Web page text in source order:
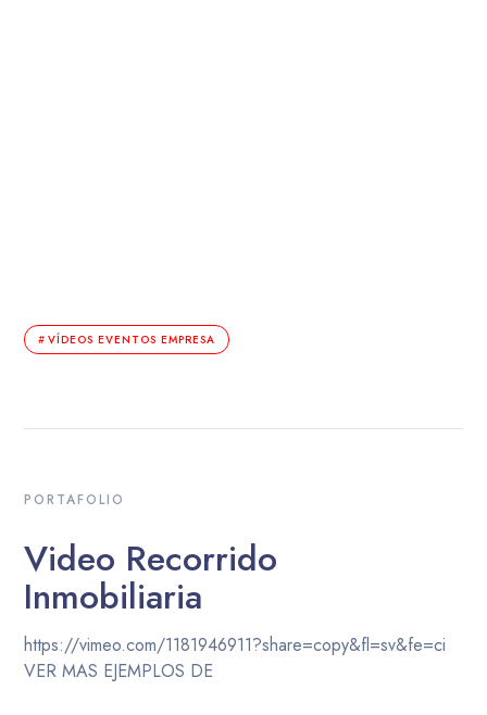
VÍDEOS EVENTOS EMPRESA
PORTAFOLIO
Video Recorrido
Inmobiliaria
https://vimeo.com/1181946911?share=copy&fl=sv&fe=ci
VER MAS EJEMPLOS DE